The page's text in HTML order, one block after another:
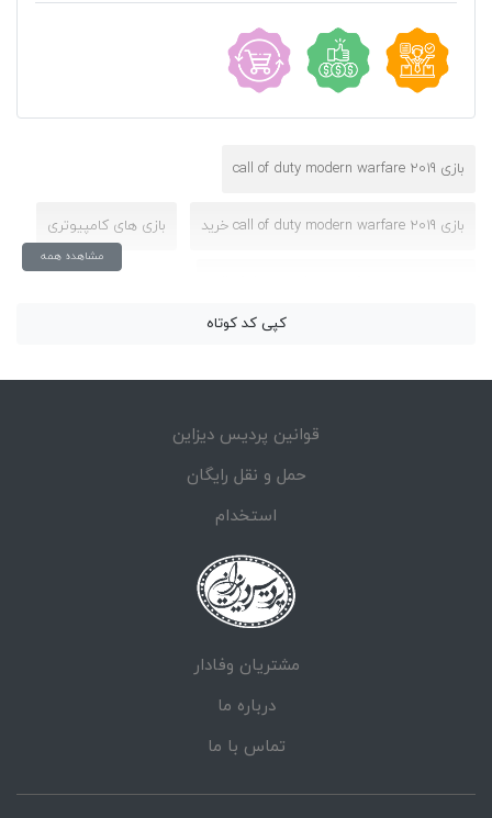
بازی call of duty modern warfare 2019
بازی call of duty modern warfare 2019 خرید بازی های کامپیوتری
مشاهده همه
کپی کد کوتاه
قوانین پردیس دیزاین
حمل و نقل رایگان
استخدام
مشتریان وفادار
درباره ما
تماس با ما